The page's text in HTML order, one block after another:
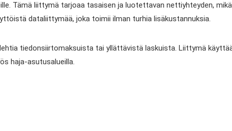
Tämä liittymä tarjoaa tasaisen ja luotettavan nettiyhteyden,
dataliittymää, joka toimii ilman turhia lisäkustannuksia.
tiedonsiirtomaksuista tai yllättävistä laskuista. Liittymä käyttää
haja-asutusalueilla.